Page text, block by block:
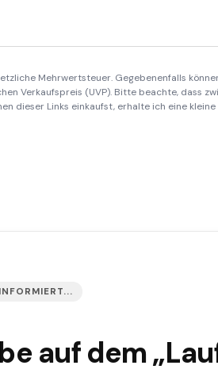
Mehrwertsteuer. Gegebenenfalls
Verkaufspreis (UVP). Bitte beachte, dass
dieser Links einkaufst, erhalte ich eine
auf dem